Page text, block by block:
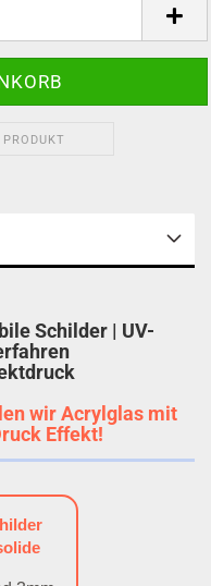
Schilder | UV-
wir Acrylglas mit
Effekt!